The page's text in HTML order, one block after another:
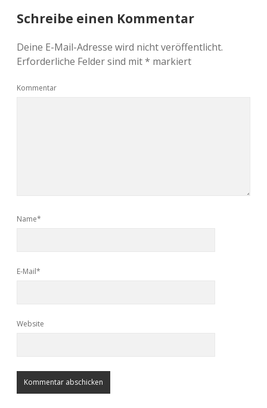
Schreibe einen Kommentar
Deine E-Mail-Adresse wird nicht veröffentlicht.
Erforderliche Felder sind mit* markiert
Kommentar
Name*
E-Mail*
Website